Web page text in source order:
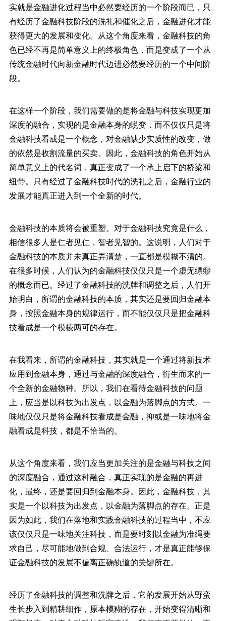
实就是金融进化过程当中必然要经历的一个阶段而已，只
有经历了金融科技阶段的洗礼和催化之后，金融进化才能
获得更大的发展和变化。从这个角度来看，金融科技的角
色已经不再是简单意义上的终极角色，而是变成了一个从
传统金融时代向新金融时代迈进必然要经历的一个中间阶
段。
在这样一个阶段，我们需要做的是将金融与科技实现更加
深度的融合，实现的是金融本身的蜕变，而不仅仅只是将
金融科技看成是一个概念，对金融缺少实质性的改变，做
的依然是收割流量的买卖。因此，金融科技的角色开始从
简单意义上的代名词，真正变成了一个承上启下的桥梁和
纽带。只有经过了金融科技时代的洗礼之后，金融行业的
发展才能真正进入到一个全新的时代。
金融科技的本质将会被重塑。对于金融科技究竟是什么，
相信很多人是仁者见仁，智者见智的。这说明，人们对于
金融科技的本质并未真正弄清楚，一直都是模糊不清的。
在很多时候，人们认为的金融科技仅仅只是一个虚无缥缈
的概念而已。经过了金融科技的洗牌和调整之后，人们开
始明白，所谓的金融科技的本质，其实还是要回归金融本
身，按照金融本身的规律运行，而不能仅仅只是把金融科
技看成是一个模棱两可的存在。
在我看来，所谓的金融科技，其实就是一个通过将新技术
应用到金融本身，通过与金融的深度融合，衍生而来的一
个全新的金融物种。所以，我们在看待金融科技的问题
上，应当是以科技为出发点，以金融为落脚点的方式。一
味地仅仅只是将金融科技看成是金融，抑或是一味地将金
融看成是科技，都是不恰当的。
从这个角度来看，我们应当更加关注的是金融与科技之间
的深度融合，通过这种融合，真正实现的是金融的再进
化，最终，还是要回归到金融本身。因此，金融科技，其
实是一个以科技为出发点，以金融为落脚点的存在。正是
因为如此，我们在落地和实践金融科技的过程当中，不应
该仅仅只是一味地关注科技，而是要时刻以金融为准绳要
求自己，尽可能地做到合规、合法运行，才是真正能够保
证金融科技的发展不偏离正确轨道的关键所在。
经历了金融科技的调整和洗牌之后，它的发展开始从野蛮
生长步入到精耕细作，原本模糊的存在，开始变得清晰和